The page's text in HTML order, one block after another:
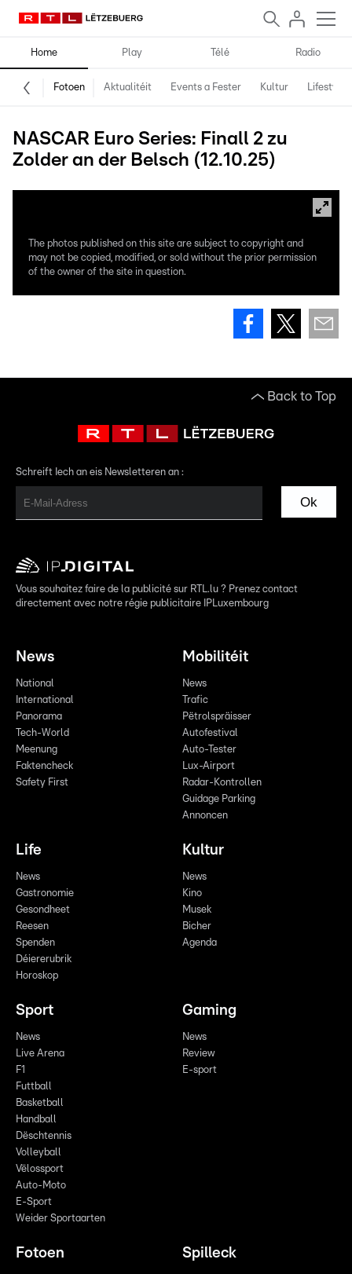
Home Play Télé Radio
Fotoen Aktualitéit Events a Fester Kultur Lifestyle
NASCAR Euro Series: Finall 2 zu
Zolder an der Belsch (12.10.25)
The photos published on this site are subject to copyright and
may not be copied, modified, or sold without the prior permission
of the owner of the site in question.
Back to Top
Schreift Iech an eis Newsletteren an :
Ok
Vous souhaitez faire de la publicité sur RTL.lu ? Prenez contact
directement avec notre régie publicitaire IPLuxembourg
News
National
International
Panorama
Tech-World
Meenung
Faktencheck
Safety First
Mobilitéit
News
Trafic
Pëtrolspräisser
Autofestival
Auto-Tester
Lux-Airport
Radar-Kontrollen
Guidage Parking
Annoncen
Life
News
Gastronomie
Gesondheet
Reesen
Spenden
Déiererubrik
Horoskop
Kultur
News
Kino
Musek
Bicher
Agenda
Sport
News
Live Arena
F1
Futtball
Basketball
Handball
Dëschtennis
Volleyball
Vëlossport
Auto-Moto
E-Sport
Weider Sportaarten
Gaming
News
Review
E-sport
Fotoen Spilleck